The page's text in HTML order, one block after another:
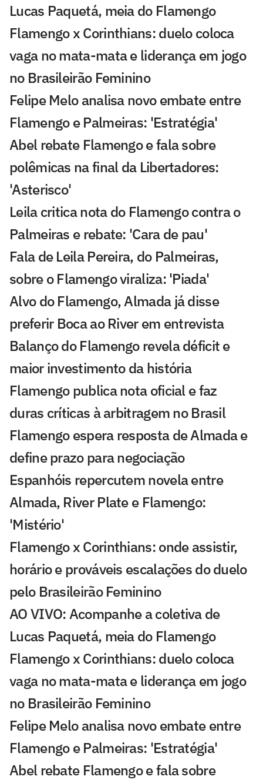
Lucas Paquetá, meia do Flamengo
Flamengo x Corinthians: duelo coloca
vaga no mata-mata e liderança em jogo
no Brasileirão Feminino
Felipe Melo analisa novo embate entre
Flamengo e Palmeiras: 'Estratégia'
Abel rebate Flamengo e fala sobre
polêmicas na final da Libertadores:
'Asterisco'
Leila critica nota do Flamengo contra o
Palmeiras e rebate: 'Cara de pau'
Fala de Leila Pereira, do Palmeiras,
sobre o Flamengo viraliza: 'Piada'
Alvo do Flamengo, Almada já disse
preferir Boca ao River em entrevista
Balanço do Flamengo revela déficit e
maior investimento da história
Flamengo publica nota oficial e faz
duras críticas à arbitragem no Brasil
Flamengo espera resposta de Almada e
define prazo para negociação
Espanhóis repercutem novela entre
Almada, River Plate e Flamengo:
'Mistério'
Flamengo x Corinthians: onde assistir,
horário e prováveis escalações do duelo
pelo Brasileirão Feminino
AO VIVO: Acompanhe a coletiva de
Lucas Paquetá, meia do Flamengo
Flamengo x Corinthians: duelo coloca
vaga no mata-mata e liderança em jogo
no Brasileirão Feminino
Felipe Melo analisa novo embate entre
Flamengo e Palmeiras: 'Estratégia'
Abel rebate Flamengo e fala sobre